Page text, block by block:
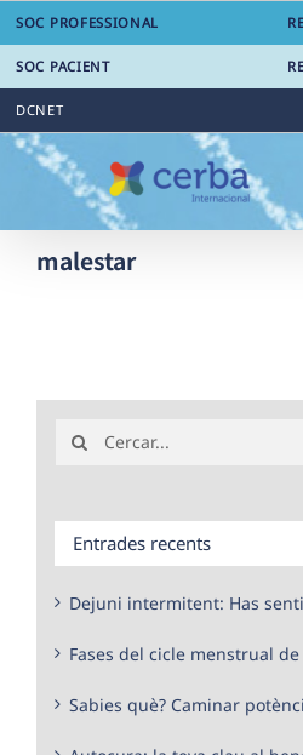
Skip
content
SOC PROFESSIONAL
SOC PACIENT
DCNET
malestar
for:
Entrades recents
Dejuni intermitent: Has
Fases del cicle menstrual
Sabies què? Caminar